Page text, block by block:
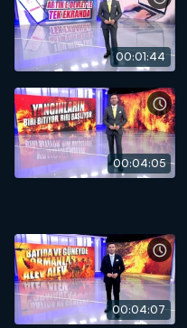
00:01:44
00:04:05
00:04:07